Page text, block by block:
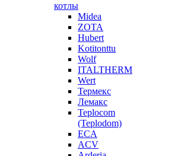
котлы
Midea
ZOTA
Hubert
Kotitonttu
Wolf
ITALTHERM
Wert
Термекс
Лемакс
Teplocom
(Teplodom)
ECA
ACV